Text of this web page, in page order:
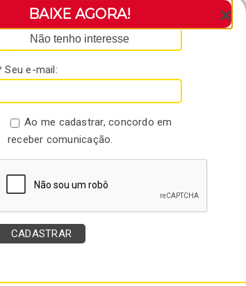
BAIXE AGORA!
Não tenho interesse
* Seu nome:
Seu e-mail:
Ao me cadastrar, concordo em
receber comunicação.